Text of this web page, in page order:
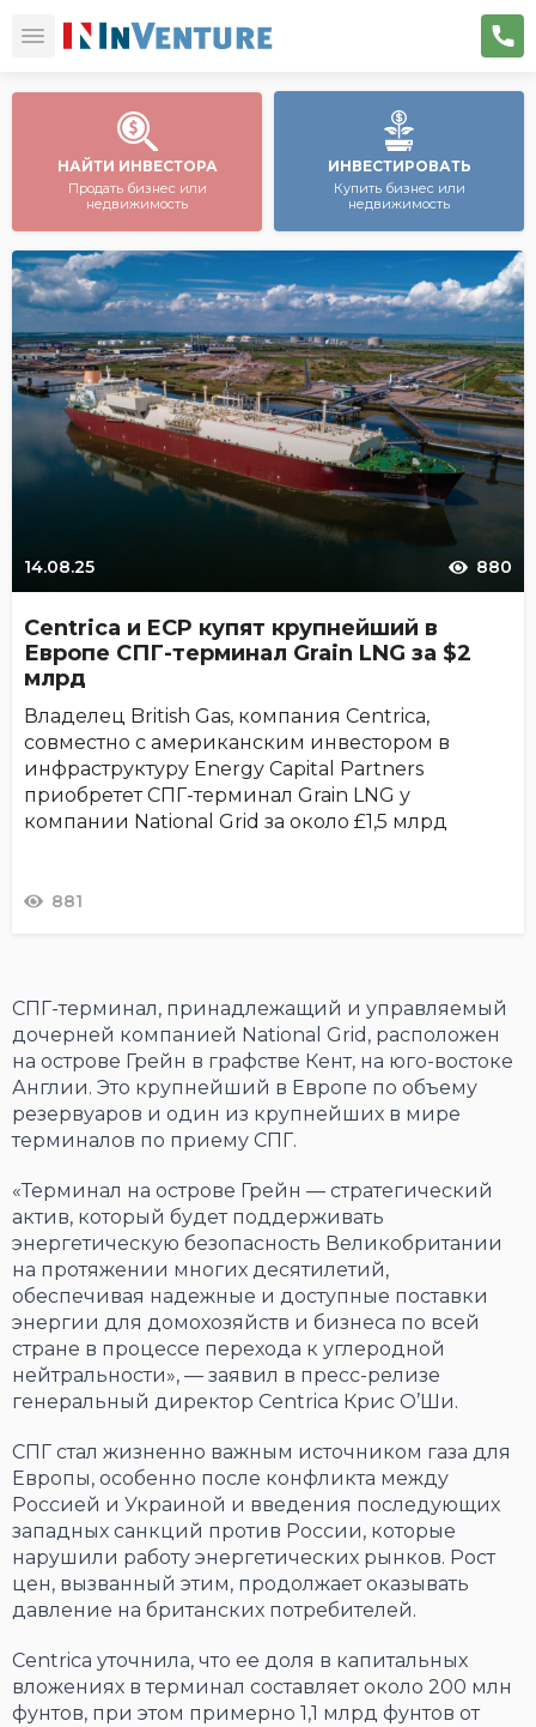
НАЙТИ ИНВЕСТОРА
Продать бизнес или
недвижимость
ИНВЕСТИРОВАТЬ
Купить бизнес или
недвижимость
14.08.25 880
Centrica и ECP купят крупнейший в
Европе СПГ-терминал Grain LNG за $2
млрд
Владелец British Gas, компания Centrica,
совместно с американским инвестором в
инфраструктуру Energy Capital Partners
приобретет СПГ-терминал Grain LNG у
компании National Grid за около £1,5 млрд
881
СПГ-терминал, принадлежащий и управляемый
дочерней компанией National Grid, расположен
на острове Грейн в графстве Кент, на юго-востоке
Англии. Это крупнейший в Европе по объему
резервуаров и один из крупнейших в мире
терминалов по приему СПГ.
«Терминал на острове Грейн — стратегический
актив, который будет поддерживать
энергетическую безопасность Великобритании
на протяжении многих десятилетий,
обеспечивая надежные и доступные поставки
энергии для домохозяйств и бизнеса по всей
стране в процессе перехода к углеродной
нейтральности», — заявил в пресс-релизе
генеральный директор Centrica Крис О’Ши.
СПГ стал жизненно важным источником газа для
Европы, особенно после конфликта между
Россией и Украиной и введения последующих
западных санкций против России, которые
нарушили работу энергетических рынков. Рост
цен, вызванный этим, продолжает оказывать
давление на британских потребителей.
Centrica уточнила, что ее доля в капитальных
вложениях в терминал составляет около 200 млн
фунтов, при этом примерно 1,1 млрд фунтов от